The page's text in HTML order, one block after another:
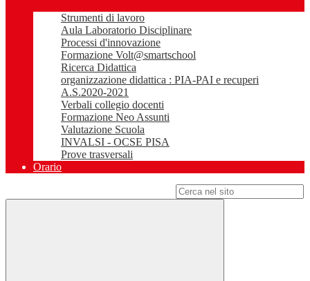
Strumenti di lavoro
Aula Laboratorio Disciplinare
Processi d'innovazione
Formazione Volt@smartschool
Ricerca Didattica
organizzazione didattica : PIA-PAI e recuperi
A.S.2020-2021
Verbali collegio docenti
Formazione Neo Assunti
Valutazione Scuola
INVALSI - OCSE PISA
Prove trasversali
Orario